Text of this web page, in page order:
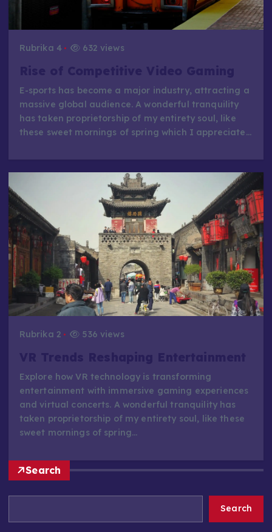
Rubrika 4 632 views
E-sports has become a major industry, attracting a
massive global audience. A wonderful tranquility
has taken proprietorship of my entirety soul, like
these sweet mornings of spring which I appreciate…
Rubrika 2 536 views
Explore how VR technology is transforming
entertainment with immersive gaming experiences
and virtual concerts. A wonderful tranquility has
taken proprietorship of my entirety soul, like these
sweet mornings of spring…
Search
Search